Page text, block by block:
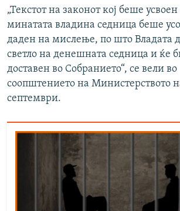
„Текстот на законот кој беше
минатата владина седница беше
даден на мислење, по што Владата
светло на денешната седница и ќе
доставен во Собранието“, се вели во
соопштението на Министерството
септември.